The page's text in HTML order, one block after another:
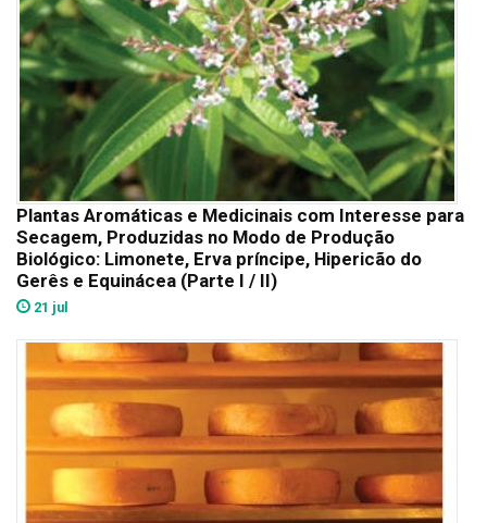
Plantas Aromáticas e Medicinais com Interesse para
Secagem, Produzidas no Modo de Produção
Biológico: Limonete, Erva príncipe, Hipericão do
Gerês e Equinácea (Parte I / II)
21 jul